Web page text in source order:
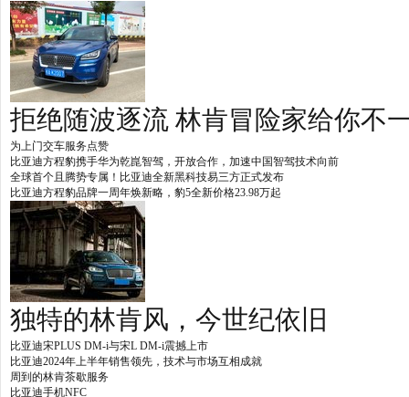
拒绝随波逐流 林肯冒险家给你不
为上门交车服务点赞
比亚迪方程豹携手华为乾崑智驾，开放合作，加速中国智驾技术向前
全球首个且腾势专属！比亚迪全新黑科技易三方正式发布
比亚迪方程豹品牌一周年焕新略，豹5全新价格23.98万起
独特的林肯风，今世纪依旧
比亚迪宋PLUS DM-i与宋L DM-i震撼上市
比亚迪2024年上半年销售领先，技术与市场互相成就
周到的林肯茶歇服务
比亚迪手机NFC